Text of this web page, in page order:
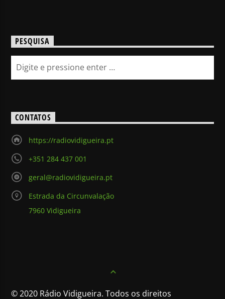
PESQUISA
CONTATOS
https://radiovidigueira.pt
+351 284 437 001
geral@radiovidigueira.pt
Estrada da Circunvalação
7960 Vidigueira
© 2020 Rádio Vidigueira. Todos os direitos